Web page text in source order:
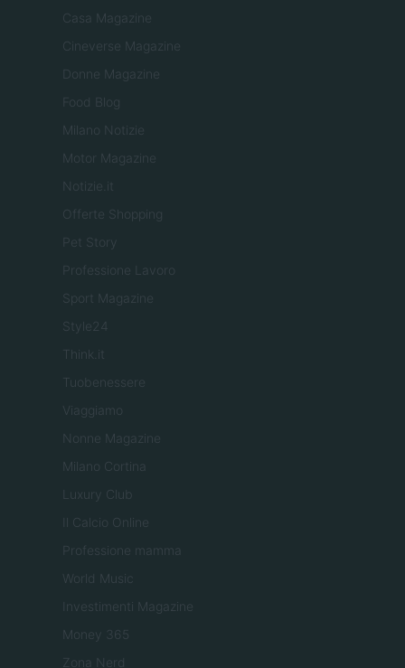
Casa Magazine
Cineverse Magazine
Donne Magazine
Food Blog
Milano Notizie
Motor Magazine
Notizie.it
Offerte Shopping
Pet Story
Professione Lavoro
Sport Magazine
Style24
Think.it
Tuobenessere
Viaggiamo
Nonne Magazine
Milano Cortina
Luxury Club
Il Calcio Online
Professione mamma
World Music
Investimenti Magazine
Money 365
Zona Nerd